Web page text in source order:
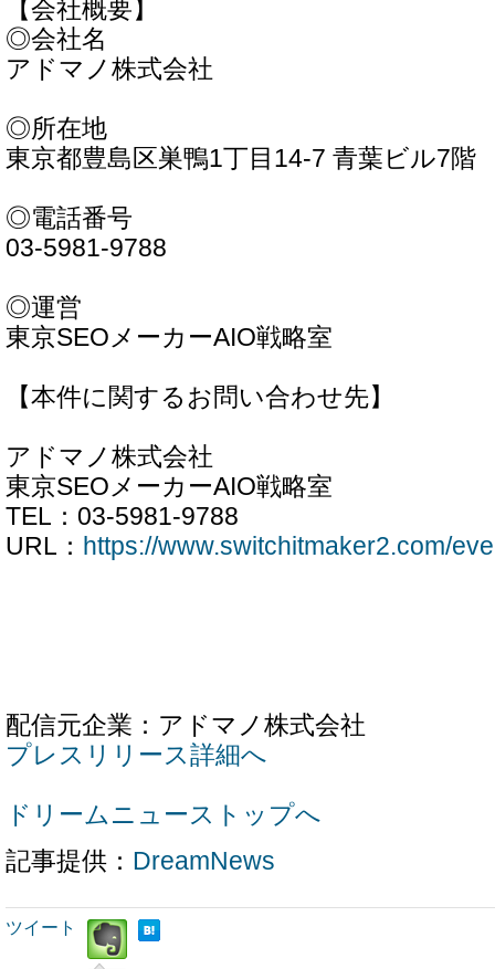
【会社概要】
◎会社名
アドマノ株式会社
◎所在地
東京都豊島区巣鴨1丁目14-7 青葉ビル7階
◎電話番号
03-5981-9788
◎運営
東京SEOメーカーAIO戦略室
【本件に関するお問い合わせ先】
アドマノ株式会社
東京SEOメーカーAIO戦略室
TEL：03-5981-9788
URL： https://www.switchitmaker2.com/
配信元企業：アドマノ株式会社
プレスリリース詳細へ
ドリームニューストップへ
記事提供： DreamNews
ツイート